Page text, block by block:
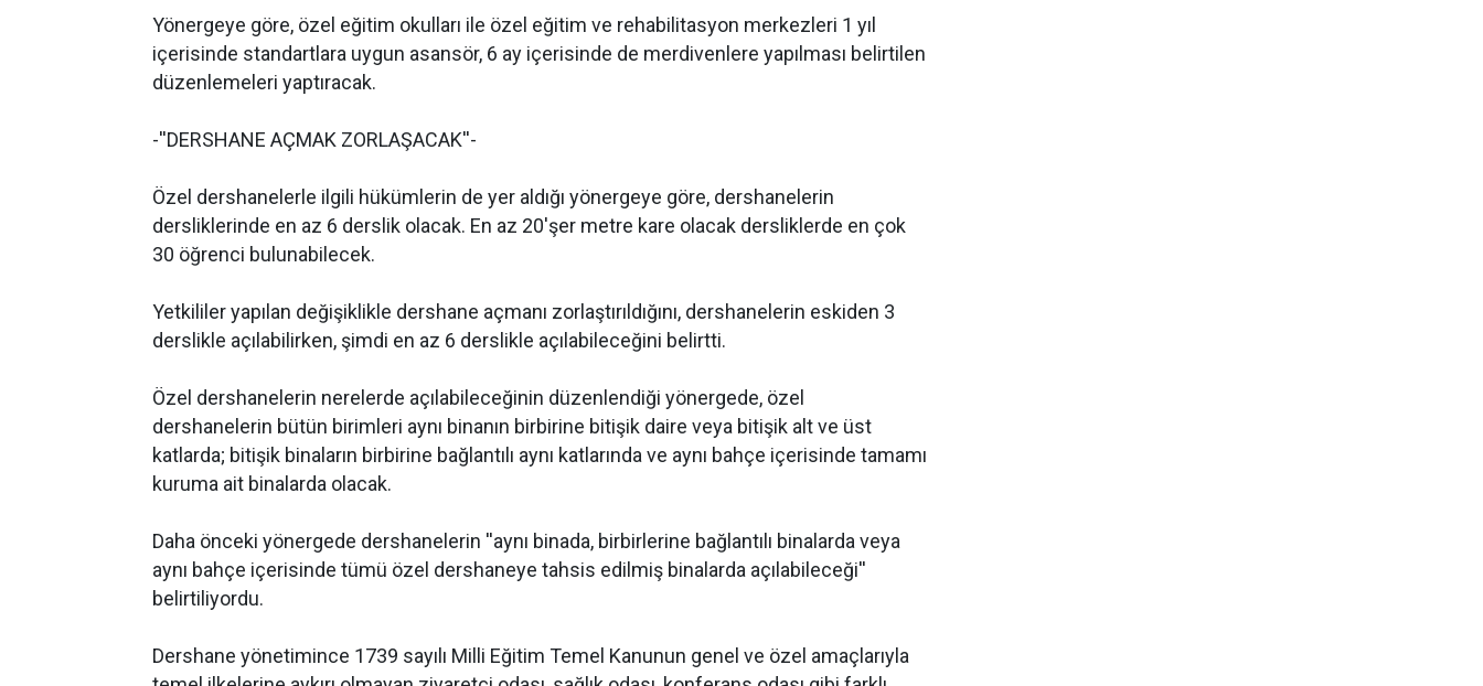
Yönergeye göre, özel eğitim okulları ile özel eğitim ve rehabilitasyon merkezleri 1 yıl
içerisinde standartlara uygun asansör, 6 ay içerisinde de merdivenlere yapılması belirtilen
düzenlemeleri yaptıracak.
-''DERSHANE AÇMAK ZORLAŞACAK''-
Özel dershanelerle ilgili hükümlerin de yer aldığı yönergeye göre, dershanelerin
dersliklerinde en az 6 derslik olacak. En az 20'şer metre kare olacak dersliklerde en çok
30 öğrenci bulunabilecek.
Yetkililer yapılan değişiklikle dershane açmanı zorlaştırıldığını, dershanelerin eskiden 3
derslikle açılabilirken, şimdi en az 6 derslikle açılabileceğini belirtti.
Özel dershanelerin nerelerde açılabileceğinin düzenlendiği yönergede, özel
dershanelerin bütün birimleri aynı binanın birbirine bitişik daire veya bitişik alt ve üst
katlarda; bitişik binaların birbirine bağlantılı aynı katlarında ve aynı bahçe içerisinde tamamı
kuruma ait binalarda olacak.
Daha önceki yönergede dershanelerin ''aynı binada, birbirlerine bağlantılı binalarda veya
aynı bahçe içerisinde tümü özel dershaneye tahsis edilmiş binalarda açılabileceği''
belirtiliyordu.
Dershane yönetimince 1739 sayılı Milli Eğitim Temel Kanunun genel ve özel amaçlarıyla